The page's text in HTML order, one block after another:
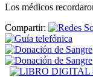
Los médicos
Compartir: